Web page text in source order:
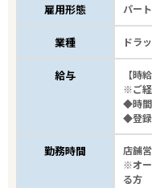
雇用形態 パート
業種 ドラ
給与
【時
※ご経
◆時間
◆登録
勤務時間
店舗
※オー
る方